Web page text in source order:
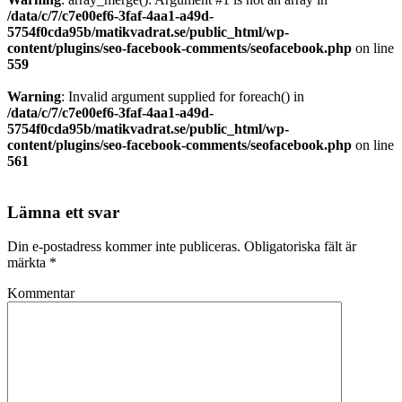
/data/c/7/c7e00ef6-3faf-4aa1-a49d-
5754f0cda95b/matikvadrat.se/public_html/wp-
content/plugins/seo-facebook-comments/seofacebook.php on line
559
Warning: Invalid argument supplied for foreach() in
/data/c/7/c7e00ef6-3faf-4aa1-a49d-
5754f0cda95b/matikvadrat.se/public_html/wp-
content/plugins/seo-facebook-comments/seofacebook.php on line
561
Lämna ett svar
Din e-postadress kommer inte publiceras. Obligatoriska fält är
märkta *
Kommentar